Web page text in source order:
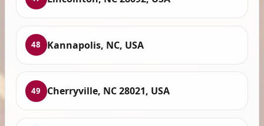
48 Kannapolis, NC, USA
49 Cherryville, NC 28021, USA